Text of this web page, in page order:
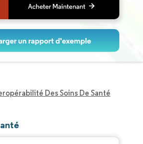
Des Soins De Santé